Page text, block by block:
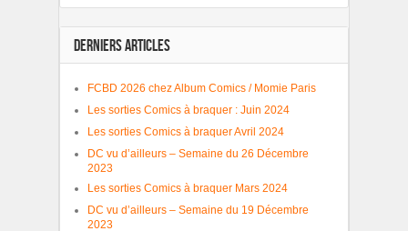
DERNIERS ARTICLES
FCBD 2026 chez Album Comics / Momie Paris
Les sorties Comics à braquer : Juin 2024
Les sorties Comics à braquer Avril 2024
DC vu d’ailleurs – Semaine du 26 Décembre
2023
Les sorties Comics à braquer Mars 2024
DC vu d’ailleurs – Semaine du 19 Décembre
2023